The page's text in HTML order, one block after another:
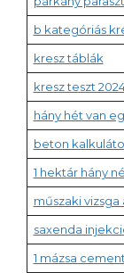
b kategóriás
kresz táblák
kresz teszt
hány hét van
beton
1 hektár hány
műszaki vizsga
saxenda
1 mázsa